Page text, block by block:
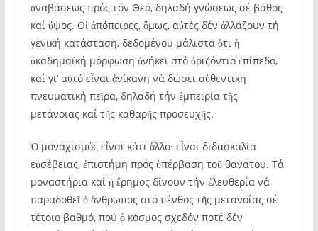
ἀναβάσεως πρός τόν Θεό, δηλαδή γνώσεως σέ βάθος
καί ὕψος. Οἱ ἀπόπειρες, ὅμως, αὐτές δέν ἀλλάζουν τή
γενική κατάσταση, δεδομένου μάλιστα ὅτι ἡ
ἀκαδημαϊκή μόρφωση ἀνήκει στό ὁριζόντιο ἐπίπεδο,
καί γι’ αὐτό εἶναι ἀνίκανη νά δώσει αὐθεντική
πνευματική πεῖρα, δηλαδή τήν ἐμπειρία τῆς
μετάνοιας καί τῆς καθαρῆς προσευχῆς.
Ὁ μοναχισμός εἶναι κάτι ἄλλο· εἶναι διδασκαλία
εὐσέβειας, ἐπιστήμη πρός ὑπέρβαση τοῦ θανάτου. Τά
μοναστήρια καί ἡ ἔρημος δίνουν τήν ἐλευθερία νά
παραδοθεῖ ὁ ἄνθρωπος στό πένθος τῆς μετανοίας σέ
τέτοιο βαθμό, πού ὁ κόσμος σχεδόν ποτέ δέν